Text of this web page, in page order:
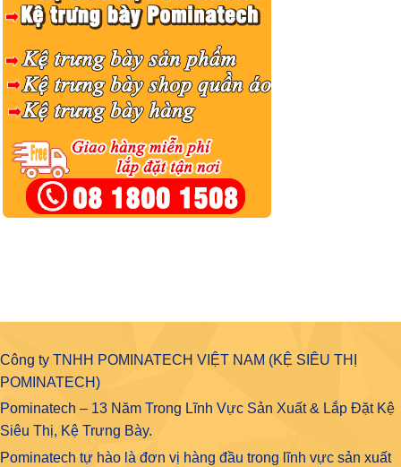
Công ty TNHH POMINATECH VIỆT NAM (KỆ SIÊU THỊ
POMINATECH)
Pominatech – 13 Năm Trong Lĩnh Vực Sản Xuất & Lắp Đặt Kệ
Siêu Thị, Kệ Trưng Bày.
Pominatech tự hào là đơn vị hàng đầu trong lĩnh vực sản xuất